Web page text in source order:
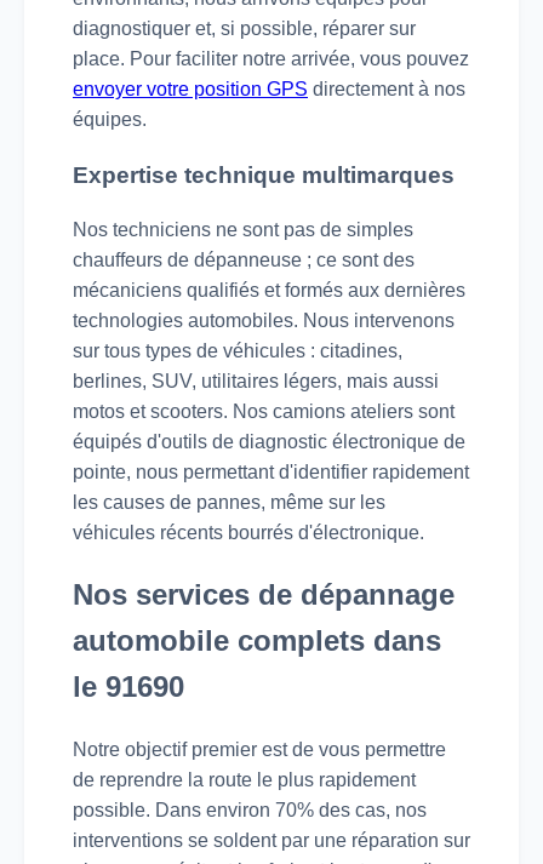
diagnostiquer et, si possible, réparer sur
place. Pour faciliter notre arrivée, vous pouvez
envoyer votre position GPS directement à nos
équipes.
Expertise technique multimarques
Nos techniciens ne sont pas de simples
chauffeurs de dépanneuse ; ce sont des
mécaniciens qualifiés et formés aux dernières
technologies automobiles. Nous intervenons
sur tous types de véhicules : citadines,
berlines, SUV, utilitaires légers, mais aussi
motos et scooters. Nos camions ateliers sont
équipés d'outils de diagnostic électronique de
pointe, nous permettant d'identifier rapidement
les causes de pannes, même sur les
véhicules récents bourrés d'électronique.
Nos services de dépannage
automobile complets dans
le 91690
Notre objectif premier est de vous permettre
de reprendre la route le plus rapidement
possible. Dans environ 70% des cas, nos
interventions se soldent par une réparation sur